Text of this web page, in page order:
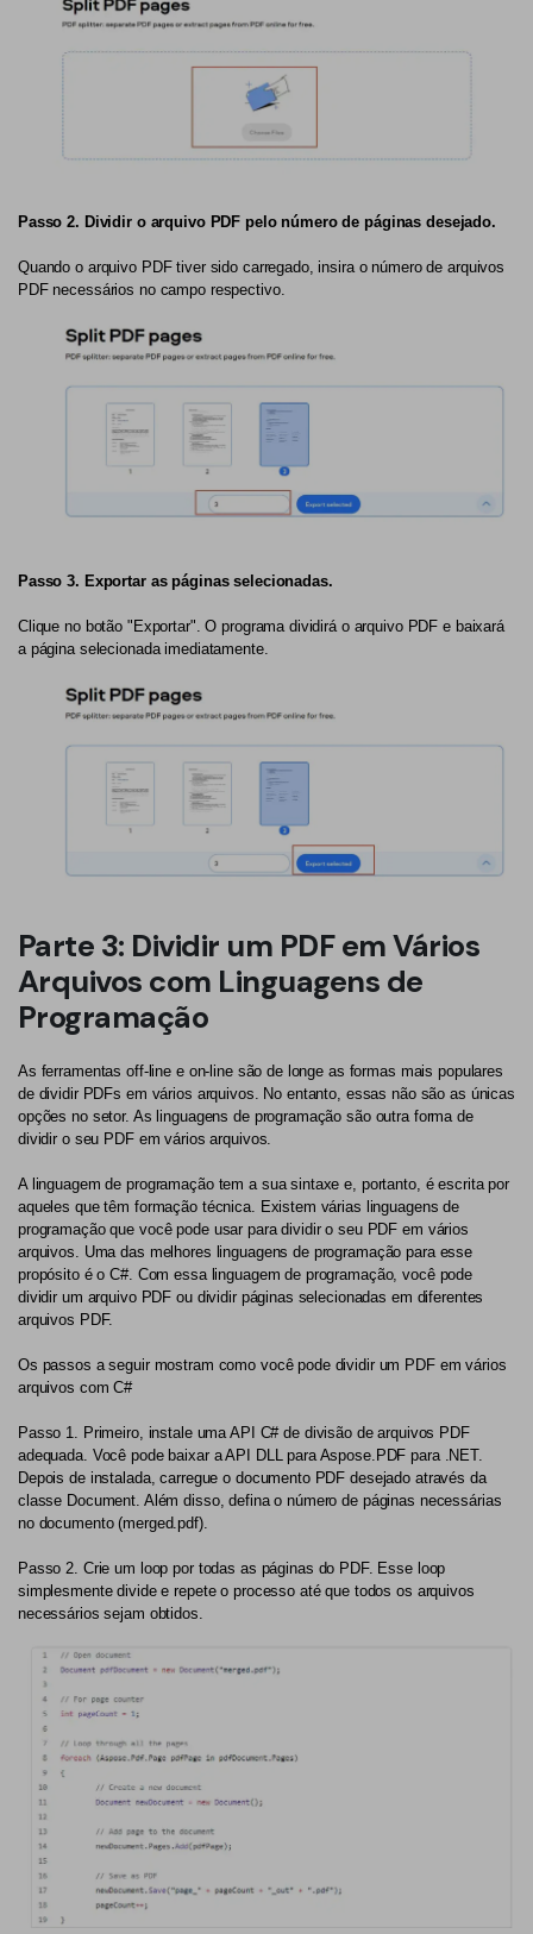
Passo 2. Dividir o arquivo PDF pelo número de páginas desejado.
Quando o arquivo PDF tiver sido carregado, insira o número de arquivos
PDF necessários no campo respectivo.
Passo 3. Exportar as páginas selecionadas.
Clique no botão "Exportar". O programa dividirá o arquivo PDF e baixará
a página selecionada imediatamente.
Parte 3: Dividir um PDF em Vários
Arquivos com Linguagens de
Programação
As ferramentas off-line e on-line são de longe as formas mais populares
de dividir PDFs em vários arquivos. No entanto, essas não são as únicas
opções no setor. As linguagens de programação são outra forma de
dividir o seu PDF em vários arquivos.
A linguagem de programação tem a sua sintaxe e, portanto, é escrita por
aqueles que têm formação técnica. Existem várias linguagens de
programação que você pode usar para dividir o seu PDF em vários
arquivos. Uma das melhores linguagens de programação para esse
propósito é o C#. Com essa linguagem de programação, você pode
dividir um arquivo PDF ou dividir páginas selecionadas em diferentes
arquivos PDF.
Os passos a seguir mostram como você pode dividir um PDF em vários
arquivos com C#
Passo 1. Primeiro, instale uma API C# de divisão de arquivos PDF
adequada. Você pode baixar a API DLL para Aspose.PDF para .NET.
Depois de instalada, carregue o documento PDF desejado através da
classe Document. Além disso, defina o número de páginas necessárias
no documento (merged.pdf).
Passo 2. Crie um loop por todas as páginas do PDF. Esse loop
simplesmente divide e repete o processo até que todos os arquivos
necessários sejam obtidos.